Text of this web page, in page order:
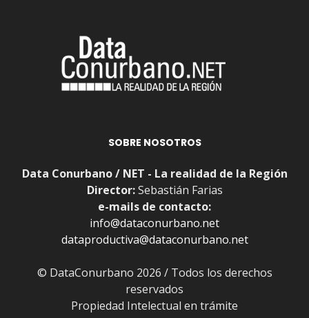
SOBRE NOSOTROS
Data Conurbano / NET - La realidad de la Región
Director:Sebastián Farias
e-mails de contacto:
info@dataconurbano.net
dataproductiva@dataconurbano.net
© DataConurbano 2026 / Todos los derechos
reservados
Propiedad Intelectual en trámite